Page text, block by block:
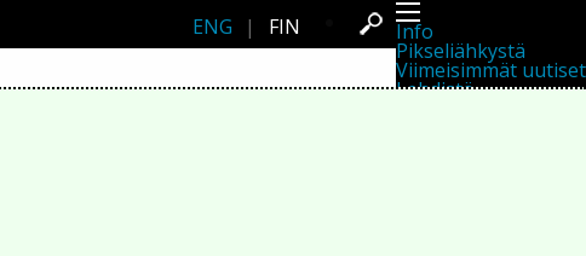
Info
Pikseliähkystä
Viimeisimmät uutiset
Lehdistö
ENG | FIN